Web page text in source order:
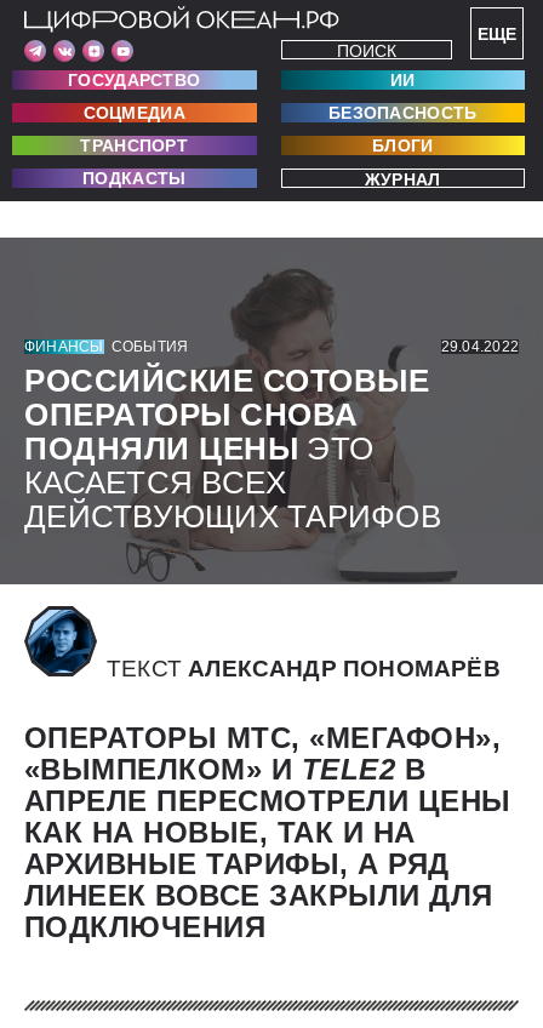
ЕЩЕ
ПОИСК
ГОСУДАРСТВО
ИИ
СОЦМЕДИА
БЕЗОПАСНОСТЬ
ТРАНСПОРТ
БЛОГИ
ПОДКАСТЫ
ЖУРНАЛ
ФИНАНСЫ СОБЫТИЯ 29.04.2022
РОССИЙСКИЕ СОТОВЫЕ
ОПЕРАТОРЫ СНОВА
ПОДНЯЛИ ЦЕНЫ ЭТО
КАСАЕТСЯ ВСЕХ
ДЕЙСТВУЮЩИХ ТАРИФОВ
ТЕКСТ АЛЕКСАНДР ПОНОМАРЁВ
ОПЕРАТОРЫ МТС, «МЕГАФОН»,
«ВЫМПЕЛКОМ» И TELE2 В
АПРЕЛЕ ПЕРЕСМОТРЕЛИ ЦЕНЫ
КАК НА НОВЫЕ, ТАК И НА
АРХИВНЫЕ ТАРИФЫ, А РЯД
ЛИНЕЕК ВОВСЕ ЗАКРЫЛИ ДЛЯ
ПОДКЛЮЧЕНИЯ